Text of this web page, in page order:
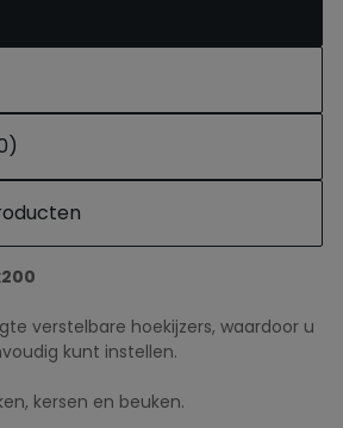
verstelbare hoekijzers, waardoor u
kunt instellen.
kersen en beuken.